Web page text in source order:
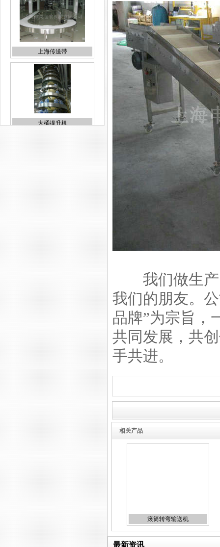
上海传送带
大桶提升机
我们做生产
我们的朋友。
品牌”为宗旨，
共同发展，共
手共进。
相关产品
滚筒转弯输送机
最新资讯